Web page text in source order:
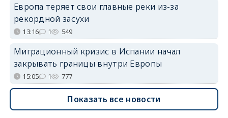
Европа теряет свои главные реки из-за
рекордной засухи
13:16 1 549
Миграционный кризис в Испании начал
закрывать границы внутри Европы
15:05 1 777
Показать все новости